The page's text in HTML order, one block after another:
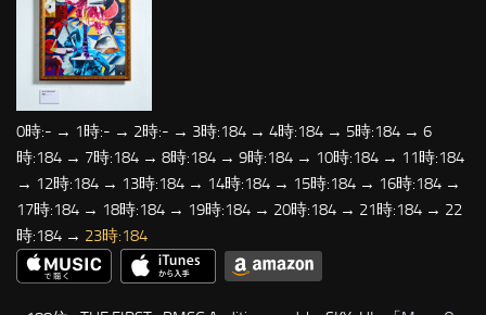
0時:- → 1時:- → 2時:- → 3時:184 → 4時:184 → 5時:184 → 6
時:184 → 7時:184 → 8時:184 → 9時:184 → 10時:184 → 11時:184
→ 12時:184 → 13時:184 → 14時:184 → 15時:184 → 16時:184 →
17時:184 → 18時:184 → 19時:184 → 20時:184 → 21時:184 → 22
時:184 → 23時:184